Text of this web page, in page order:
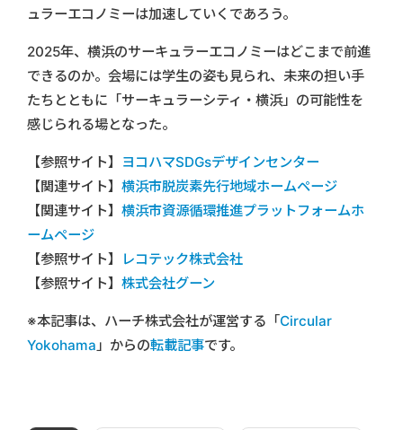
ュラーエコノミーは加速していくであろう。
2025年、横浜のサーキュラーエコノミーはどこまで前進
できるのか。会場には学生の姿も見られ、未来の担い手
たちとともに「サーキュラーシティ・横浜」の可能性を
感じられる場となった。
【参照サイト】
ヨコハマSDGsデザインセンター
【関連サイト】 横浜市脱炭素先行地域ホームページ
【関連サイト】 横浜市資源循環推進プラットフォームホ
ームページ
【参照サイト】
レコテック株式会社
【参照サイト】 株式会社グーン
※本記事は、ハーチ株式会社が運営する「Circular
Yokohama」からの転載記事です。